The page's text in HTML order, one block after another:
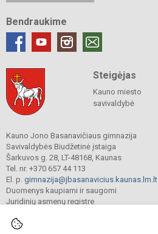
Bendraukime
Steigėjas
Kauno miesto
savivaldybė
Kauno Jono Basanavičiaus gimnazija
Savivaldybės Biudžetinė įstaiga
Šarkuvos g. 28, LT-48168, Kaunas
Tel. nr. +370 657 44 113
El. p. gimnazija@jbasanavicius.kaunas.lm.lt
Duomenys kaupiami ir saugomi
Juridinių asmenų registre